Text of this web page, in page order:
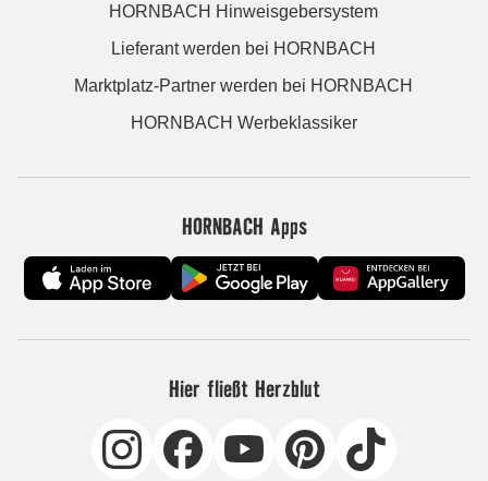
HORNBACH Hinweisgebersystem
Lieferant werden bei HORNBACH
Marktplatz-Partner werden bei HORNBACH
HORNBACH Werbeklassiker
HORNBACH Apps
Hier fließt Herzblut